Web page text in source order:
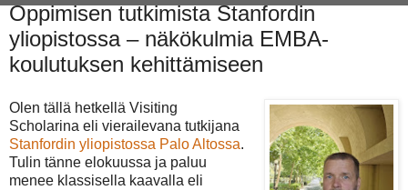
Oppimisen tutkimista Stanfordin
yliopistossa – näkökulmia EMBA-
koulutuksen kehittämiseen
Olen tällä hetkellä Visiting
Scholarina eli vierailevana tutkijana
Stanfordin yliopistossa Palo Altossa.
Tulin tänne elokuussa ja paluu
menee klassisella kaavalla eli